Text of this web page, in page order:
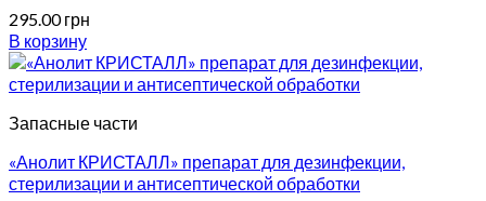
295.00грн
В корзину
Запасные части
«Анолит КРИСТАЛЛ» препарат для дезинфекции,
стерилизации и антисептической обработки